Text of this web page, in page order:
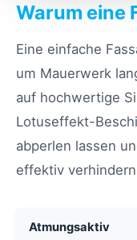
Warum eine
Eine einfache
um Mauerwerk
auf hochwertige
Lotuseffekt-
abperlen lassen
effektiv
Atmungsaktiv